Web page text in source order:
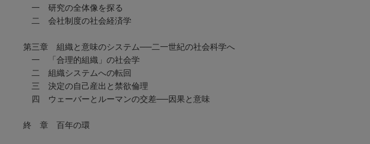
一 研究の全体像を探る
二 会社制度の社会経済学
第三章 組織と意味のシステム──二一世紀の社会科学へ
一 「合理的組織」の社会学
二 組織システムへの転回
三 決定の自己産出と禁欲倫理
四 ウェーバーとルーマンの交差──因果と意味
終 章 百年の環